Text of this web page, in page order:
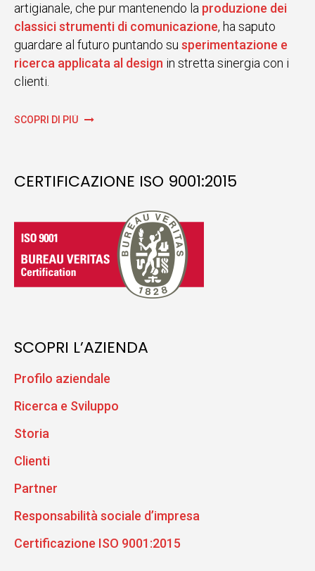
artigianale, che pur mantenendo la produzione dei
classici strumenti di comunicazione, ha saputo
guardare al futuro puntando su sperimentazione e
ricerca applicata al design in stretta sinergia con i
clienti.
SCOPRI DI PIÙ
CERTIFICAZIONE ISO 9001:2015
SCOPRI L’AZIENDA
Profilo aziendale
Ricerca e Sviluppo
Storia
Clienti
Partner
Responsabilità sociale d’impresa
Certificazione ISO 9001:2015